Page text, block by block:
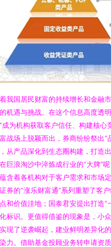
我国居民财富的持续增长和金融
机遇与挑战。在这个信息高度透
成为机构获取客户信任、构建核
战场上脱颖而出，券商纷纷祭出
从产品深化到生态圈构建，打造
巨浪淘沙中淬炼成行业的“大牌”
含着各机构对于客户需求和市场
券的“涨乐财富通”系列重塑了客
和价值洼地；国泰君安提出打造
标识。更值得借鉴的现象是，小
现了逆袭崛起，建业鲜明差异化
力。借助基金投顾业务转申请资